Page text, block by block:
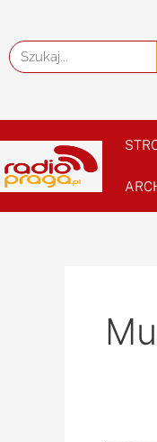
content
Szukaj